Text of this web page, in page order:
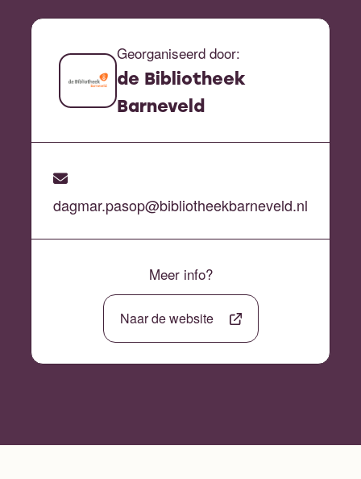
Georganiseerd door:
de Bibliotheek
Barneveld
dagmar.pasop@bibliotheekbarneveld.nl
Meer info?
Naar de website